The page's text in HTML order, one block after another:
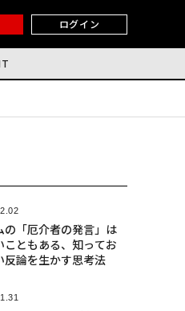
ログイン
の「厄介者の発言」は
こともある、知ってお
反論を生かす思考法